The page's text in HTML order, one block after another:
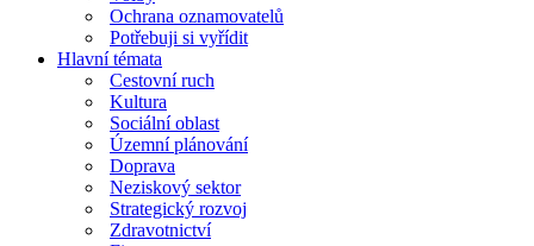
Ochrana oznamovatelů
Potřebuji si vyřídit
Hlavní témata
Cestovní ruch
Kultura
Sociální oblast
Územní plánování
Doprava
Neziskový sektor
Strategický rozvoj
Zdravotnictví